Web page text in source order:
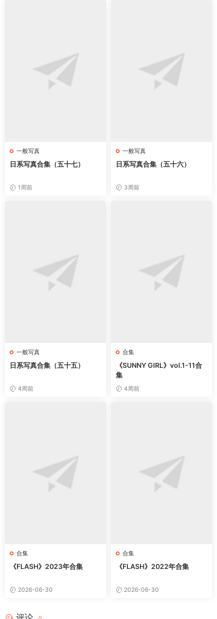
一般写真
日系写真合集（五十七）
1周前
一般写真
日系写真合集（五十六）
3周前
一般写真
日系写真合集（五十五）
4周前
合集
《SUNNY GIRL》vol.1-11合
集
4周前
合集
《FLASH》2023年合集
2026-06-30
合集
《FLASH》2022年合集
2026-06-30